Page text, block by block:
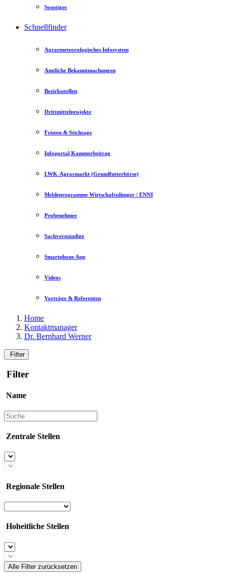
Sonstiges
Schnellfinder
Agrarmeteorologisches Infosystem
Amtliche Bekanntmachungen
Bezirksstellen
Drittmittelprojekte
Fristen & Stichtage
Infoportal Kammerbeitrag
LWK-Agrarmarkt (Grundfutterbörse)
Meldeprogramme Wirtschaftsdünger / ENNI
Probenehmer
Sachverständige
Smartphone App
Videos
Vorträge & Referenten
Home
Kontaktmanager
Dr. Bernhard Werner
Filter
Filter
Name
Zentrale Stellen
Regionale Stellen
Hoheitliche Stellen
Alle Filter zurücksetzen